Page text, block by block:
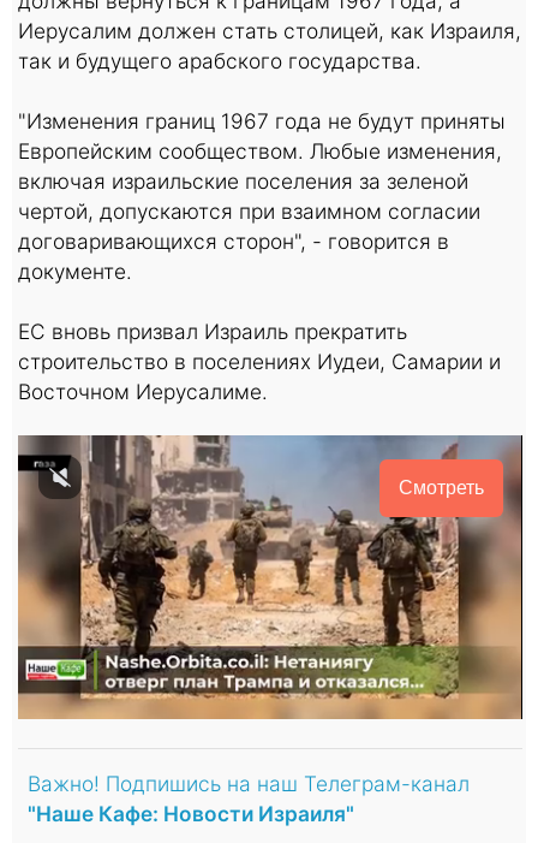
Иерусалим должен стать столицей, как Израиля,
так и будущего арабского государства.
"Изменения границ 1967 года не будут приняты
Европейским сообществом. Любые изменения,
включая израильские поселения за зеленой
чертой, допускаются при взаимном согласии
договаривающихся сторон", - говорится в
документе.
ЕС вновь призвал Израиль прекратить
строительство в поселениях Иудеи, Самарии и
Восточном Иерусалиме.
Смотреть
Важно! Подпишись на наш Телеграм-канал
"Наше Кафе: Новости Израиля"